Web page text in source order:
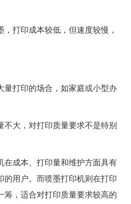
打印成本较低，但速度较慢，
量打印的场合，如家庭或小型办
不大，对打印质量要求不是特别
在成本、打印量和维护方面具有
的用户。而喷墨打印机则在打印
筹，适合对打印质量要求较高的